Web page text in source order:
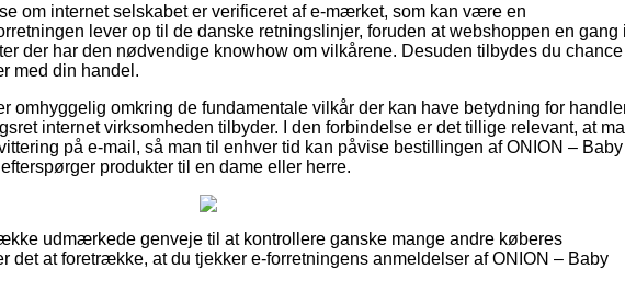
om internet selskabet er verificeret af e-mærket, som kan være en
lever op til de danske retningslinjer, foruden at webshoppen en gang i
der har den nødvendige knowhow om vilkårene. Desuden tilbydes du chance
med din handel.
omhyggelig omkring de fundamentale vilkår der kan have betydning for
internet virksomheden tilbyder. I den forbindelse er det tillige relevant, at
på e-mail, så man til enhver tid kan påvise bestillingen af ONION – Baby
produkter til en dame eller herre.
udmærkede genveje til at kontrollere ganske mange andre køberes
det at foretrække, at du tjekker e-forretningens anmeldelser af ONION – Baby